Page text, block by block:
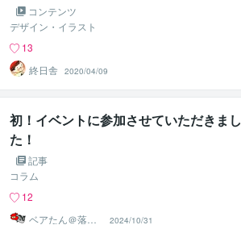
コンテンツ
デザイン・イラスト
13
終日舎
2020/04/09
初！イベントに参加させていただきまし
た！
記事
コラム
12
ベアたん＠落書
2024/10/31